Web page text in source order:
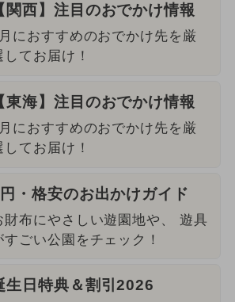
関西】注目のおでかけ情報
におすすめのおでかけ先を厳
してお届け！
東海】注目のおでかけ情報
におすすめのおでかけ先を厳
してお届け！
・格安のお出かけガイド
財布にやさしい遊園地や、 遊具
すごい公園をチェック！
生日特典＆割引2026